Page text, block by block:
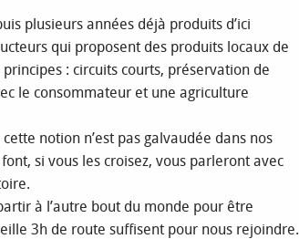
plusieurs années déjà produits d’ici
qui proposent des produits locaux de
: circuits courts, préservation de
le consommateur et une agriculture
notion n’est pas galvaudée dans nos
si vous les croisez, vous parleront avec
à l’autre bout du monde pour être
3h de route suffisent pour nous rejoindre.